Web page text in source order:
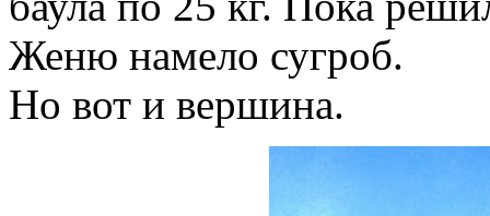
Женю намело сугроб.
Но вот и вершина.